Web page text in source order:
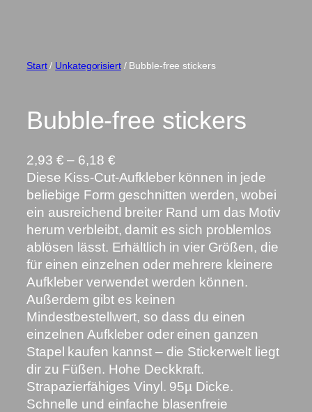
Start/ Unkategorisiert/ Bubble-free stickers
Bubble-free stickers
2,93 € – 6,18 €P
r
e
i
s
s
p
a
n
n
e
:
2
,
9
Diese Kiss-Cut-Aufkleber können in jede
beliebige Form geschnitten werden, wobei
ein ausreichend breiter Rand um das Motiv
herum verbleibt, damit es sich problemlos
ablösen lässt. Erhältlich in vier Größen, die
für einen einzelnen oder mehrere kleinere
Aufkleber verwendet werden können.
Außerdem gibt es keinen
Mindestbestellwert, so dass du einen
einzelnen Aufkleber oder einen ganzen
Stapel kaufen kannst – die Stickerwelt liegt
dir zu Füßen. Hohe Deckkraft.
Strapazierfähiges Vinyl. 95µ Dicke.
Schnelle und einfache blasenfreie